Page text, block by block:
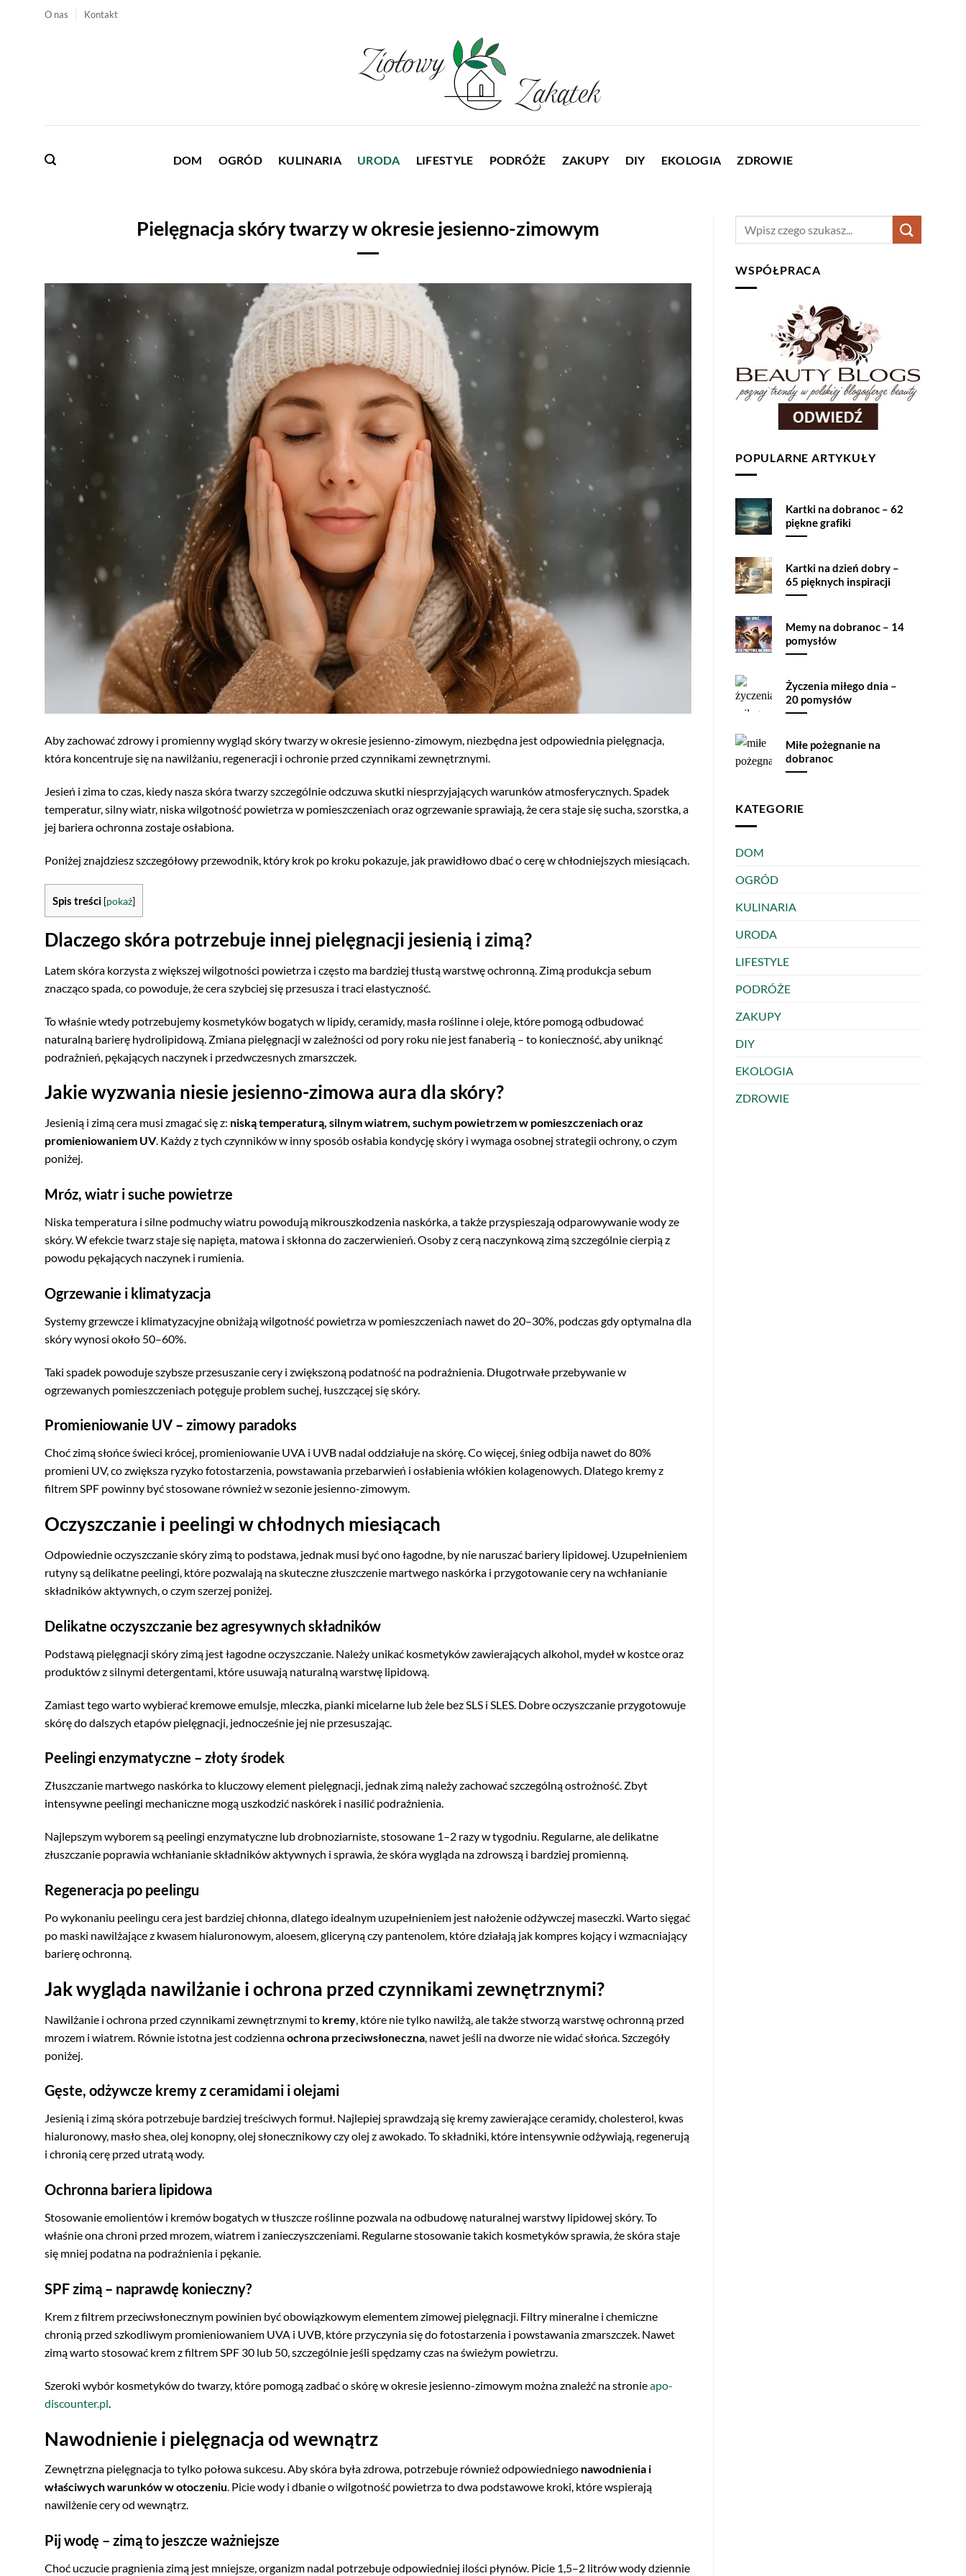
O nas Kontakt
DOM OGRÓD KULINARIA URODA LIFESTYLE PODRÓŻE ZAKUPY DIY EKOLOGIA ZDROWIE
Pielęgnacja skóry twarzy w okresie jesienno-zimowym
Aby zachować zdrowy i promienny wygląd skóry twarzy w okresie jesienno-zimowym, niezbędna jest odpowiednia pielęgnacja,
która koncentruje się na nawilżaniu, regeneracji i ochronie przed czynnikami zewnętrznymi.
Jesień i zima to czas, kiedy nasza skóra twarzy szczególnie odczuwa skutki niesprzyjających warunków atmosferycznych. Spadek
temperatur, silny wiatr, niska wilgotność powietrza w pomieszczeniach oraz ogrzewanie sprawiają, że cera staje się sucha, szorstka, a
jej bariera ochronna zostaje osłabiona.
Poniżej znajdziesz szczegółowy przewodnik, który krok po kroku pokazuje, jak prawidłowo dbać o cerę w chłodniejszych miesiącach.
Spis treści [pokaż]
Dlaczego skóra potrzebuje innej pielęgnacji jesienią i zimą?
Latem skóra korzysta z większej wilgotności powietrza i często ma bardziej tłustą warstwę ochronną. Zimą produkcja sebum
znacząco spada, co powoduje, że cera szybciej się przesusza i traci elastyczność.
To właśnie wtedy potrzebujemy kosmetyków bogatych w lipidy, ceramidy, masła roślinne i oleje, które pomogą odbudować
naturalną barierę hydrolipidową. Zmiana pielęgnacji w zależności od pory roku nie jest fanaberią – to konieczność, aby uniknąć
podrażnień, pękających naczynek i przedwczesnych zmarszczek.
Jakie wyzwania niesie jesienno-zimowa aura dla skóry?
Jesienią i zimą cera musi zmagać się z: niską temperaturą, silnym wiatrem, suchym powietrzem w pomieszczeniach oraz
promieniowaniem UV. Każdy z tych czynników w inny sposób osłabia kondycję skóry i wymaga osobnej strategii ochrony, o czym
poniżej.
Mróz, wiatr i suche powietrze
Niska temperatura i silne podmuchy wiatru powodują mikrouszkodzenia naskórka, a także przyspieszają odparowywanie wody ze
skóry. W efekcie twarz staje się napięta, matowa i skłonna do zaczerwienień. Osoby z cerą naczynkową zimą szczególnie cierpią z
powodu pękających naczynek i rumienia.
Ogrzewanie i klimatyzacja
Systemy grzewcze i klimatyzacyjne obniżają wilgotność powietrza w pomieszczeniach nawet do 20–30%, podczas gdy optymalna dla
skóry wynosi około 50–60%.
Taki spadek powoduje szybsze przesuszanie cery i zwiększoną podatność na podrażnienia. Długotrwałe przebywanie w
ogrzewanych pomieszczeniach potęguje problem suchej, łuszczącej się skóry.
Promieniowanie UV – zimowy paradoks
Choć zimą słońce świeci krócej, promieniowanie UVA i UVB nadal oddziałuje na skórę. Co więcej, śnieg odbija nawet do 80%
promieni UV, co zwiększa ryzyko fotostarzenia, powstawania przebarwień i osłabienia włókien kolagenowych. Dlatego kremy z
filtrem SPF powinny być stosowane również w sezonie jesienno-zimowym.
Oczyszczanie i peelingi w chłodnych miesiącach
Odpowiednie oczyszczanie skóry zimą to podstawa, jednak musi być ono łagodne, by nie naruszać bariery lipidowej. Uzupełnieniem
rutyny są delikatne peelingi, które pozwalają na skuteczne złuszczenie martwego naskórka i przygotowanie cery na wchłanianie
składników aktywnych, o czym szerzej poniżej.
Delikatne oczyszczanie bez agresywnych składników
Podstawą pielęgnacji skóry zimą jest łagodne oczyszczanie. Należy unikać kosmetyków zawierających alkohol, mydeł w kostce oraz
produktów z silnymi detergentami, które usuwają naturalną warstwę lipidową.
Zamiast tego warto wybierać kremowe emulsje, mleczka, pianki micelarne lub żele bez SLS i SLES. Dobre oczyszczanie przygotowuje
skórę do dalszych etapów pielęgnacji, jednocześnie jej nie przesuszając.
Peelingi enzymatyczne – złoty środek
Złuszczanie martwego naskórka to kluczowy element pielęgnacji, jednak zimą należy zachować szczególną ostrożność. Zbyt
intensywne peelingi mechaniczne mogą uszkodzić naskórek i nasilić podrażnienia.
Najlepszym wyborem są peelingi enzymatyczne lub drobnoziarniste, stosowane 1–2 razy w tygodniu. Regularne, ale delikatne
złuszczanie poprawia wchłanianie składników aktywnych i sprawia, że skóra wygląda na zdrowszą i bardziej promienną.
Regeneracja po peelingu
Po wykonaniu peelingu cera jest bardziej chłonna, dlatego idealnym uzupełnieniem jest nałożenie odżywczej maseczki. Warto sięgać
po maski nawilżające z kwasem hialuronowym, aloesem, gliceryną czy pantenolem, które działają jak kompres kojący i wzmacniający
barierę ochronną.
Jak wygląda nawilżanie i ochrona przed czynnikami zewnętrznymi?
Nawilżanie i ochrona przed czynnikami zewnętrznymi to kremy , które nie tylko nawilżą, ale także stworzą warstwę ochronną przed
mrozem i wiatrem. Równie istotna jest codziennaochrona przeciwsłoneczna , nawet jeśli na dworze nie widać słońca. Szczegóły
poniżej.
Gęste, odżywcze kremy z ceramidami i olejami
Jesienią i zimą skóra potrzebuje bardziej treściwych formuł. Najlepiej sprawdzają się kremy zawierające ceramidy, cholesterol, kwas
hialuronowy, masło shea, olej konopny, olej słonecznikowy czy olej z awokado. To składniki, które intensywnie odżywiają, regenerują
i chronią cerę przed utratą wody.
Ochronna bariera lipidowa
Stosowanie emolientów i kremów bogatych w tłuszcze roślinne pozwala na odbudowę naturalnej warstwy lipidowej skóry. To
właśnie ona chroni przed mrozem, wiatrem i zanieczyszczeniami. Regularne stosowanie takich kosmetyków sprawia, że skóra staje
się mniej podatna na podrażnienia i pękanie.
SPF zimą – naprawdę konieczny?
Krem z filtrem przeciwsłonecznym powinien być obowiązkowym elementem zimowej pielęgnacji. Filtry mineralne i chemiczne
chronią przed szkodliwym promieniowaniem UVA i UVB, które przyczynia się do fotostarzenia i powstawania zmarszczek. Nawet
zimą warto stosować krem z filtrem SPF 30 lub 50, szczególnie jeśli spędzamy czas na świeżym powietrzu.
Szeroki wybór kosmetyków do twarzy, które pomogą zadbać o skórę w okresie jesienno-zimowym można znaleźć na stronieapo-
discounter.pl
Nawodnienie i pielęgnacja od wewnątrz
Zewnętrzna pielęgnacja to tylko połowa sukcesu. Aby skóra była zdrowa, potrzebuje również odpowiedniego nawodnienia i
właściwych warunków w otoczeniu. Picie wody i dbanie o wilgotność powietrza to dwa podstawowe kroki, które wspierają
nawilżenie cery od wewnątrz.
Pij wodę – zimą to jeszcze ważniejsze
Choć uczucie pragnienia zimą jest mniejsze, organizm nadal potrzebuje odpowiedniej ilości płynów. Picie 1,5–2 litrów wody dziennie
WSPÓŁPRACA
POPULARNE ARTYKUŁY
Kartki na dobranoc – 62
piękne grafiki
Kartki na dzień dobry –
65 pięknych inspiracji
Memy na dobranoc – 14
pomysłów
Życzenia miłego dnia –
20 pomysłów
Miłe pożegnanie na
dobranoc
KATEGORIE
DOM
OGRÓD
KULINARIA
URODA
LIFESTYLE
PODRÓŻE
ZAKUPY
DIY
EKOLOGIA
ZDROWIE